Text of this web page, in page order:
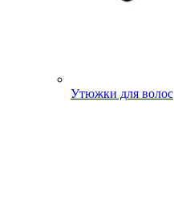
Утюжки для волос